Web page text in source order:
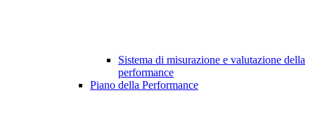
Sistema di misurazione e valutazione della
performance
Piano della Performance